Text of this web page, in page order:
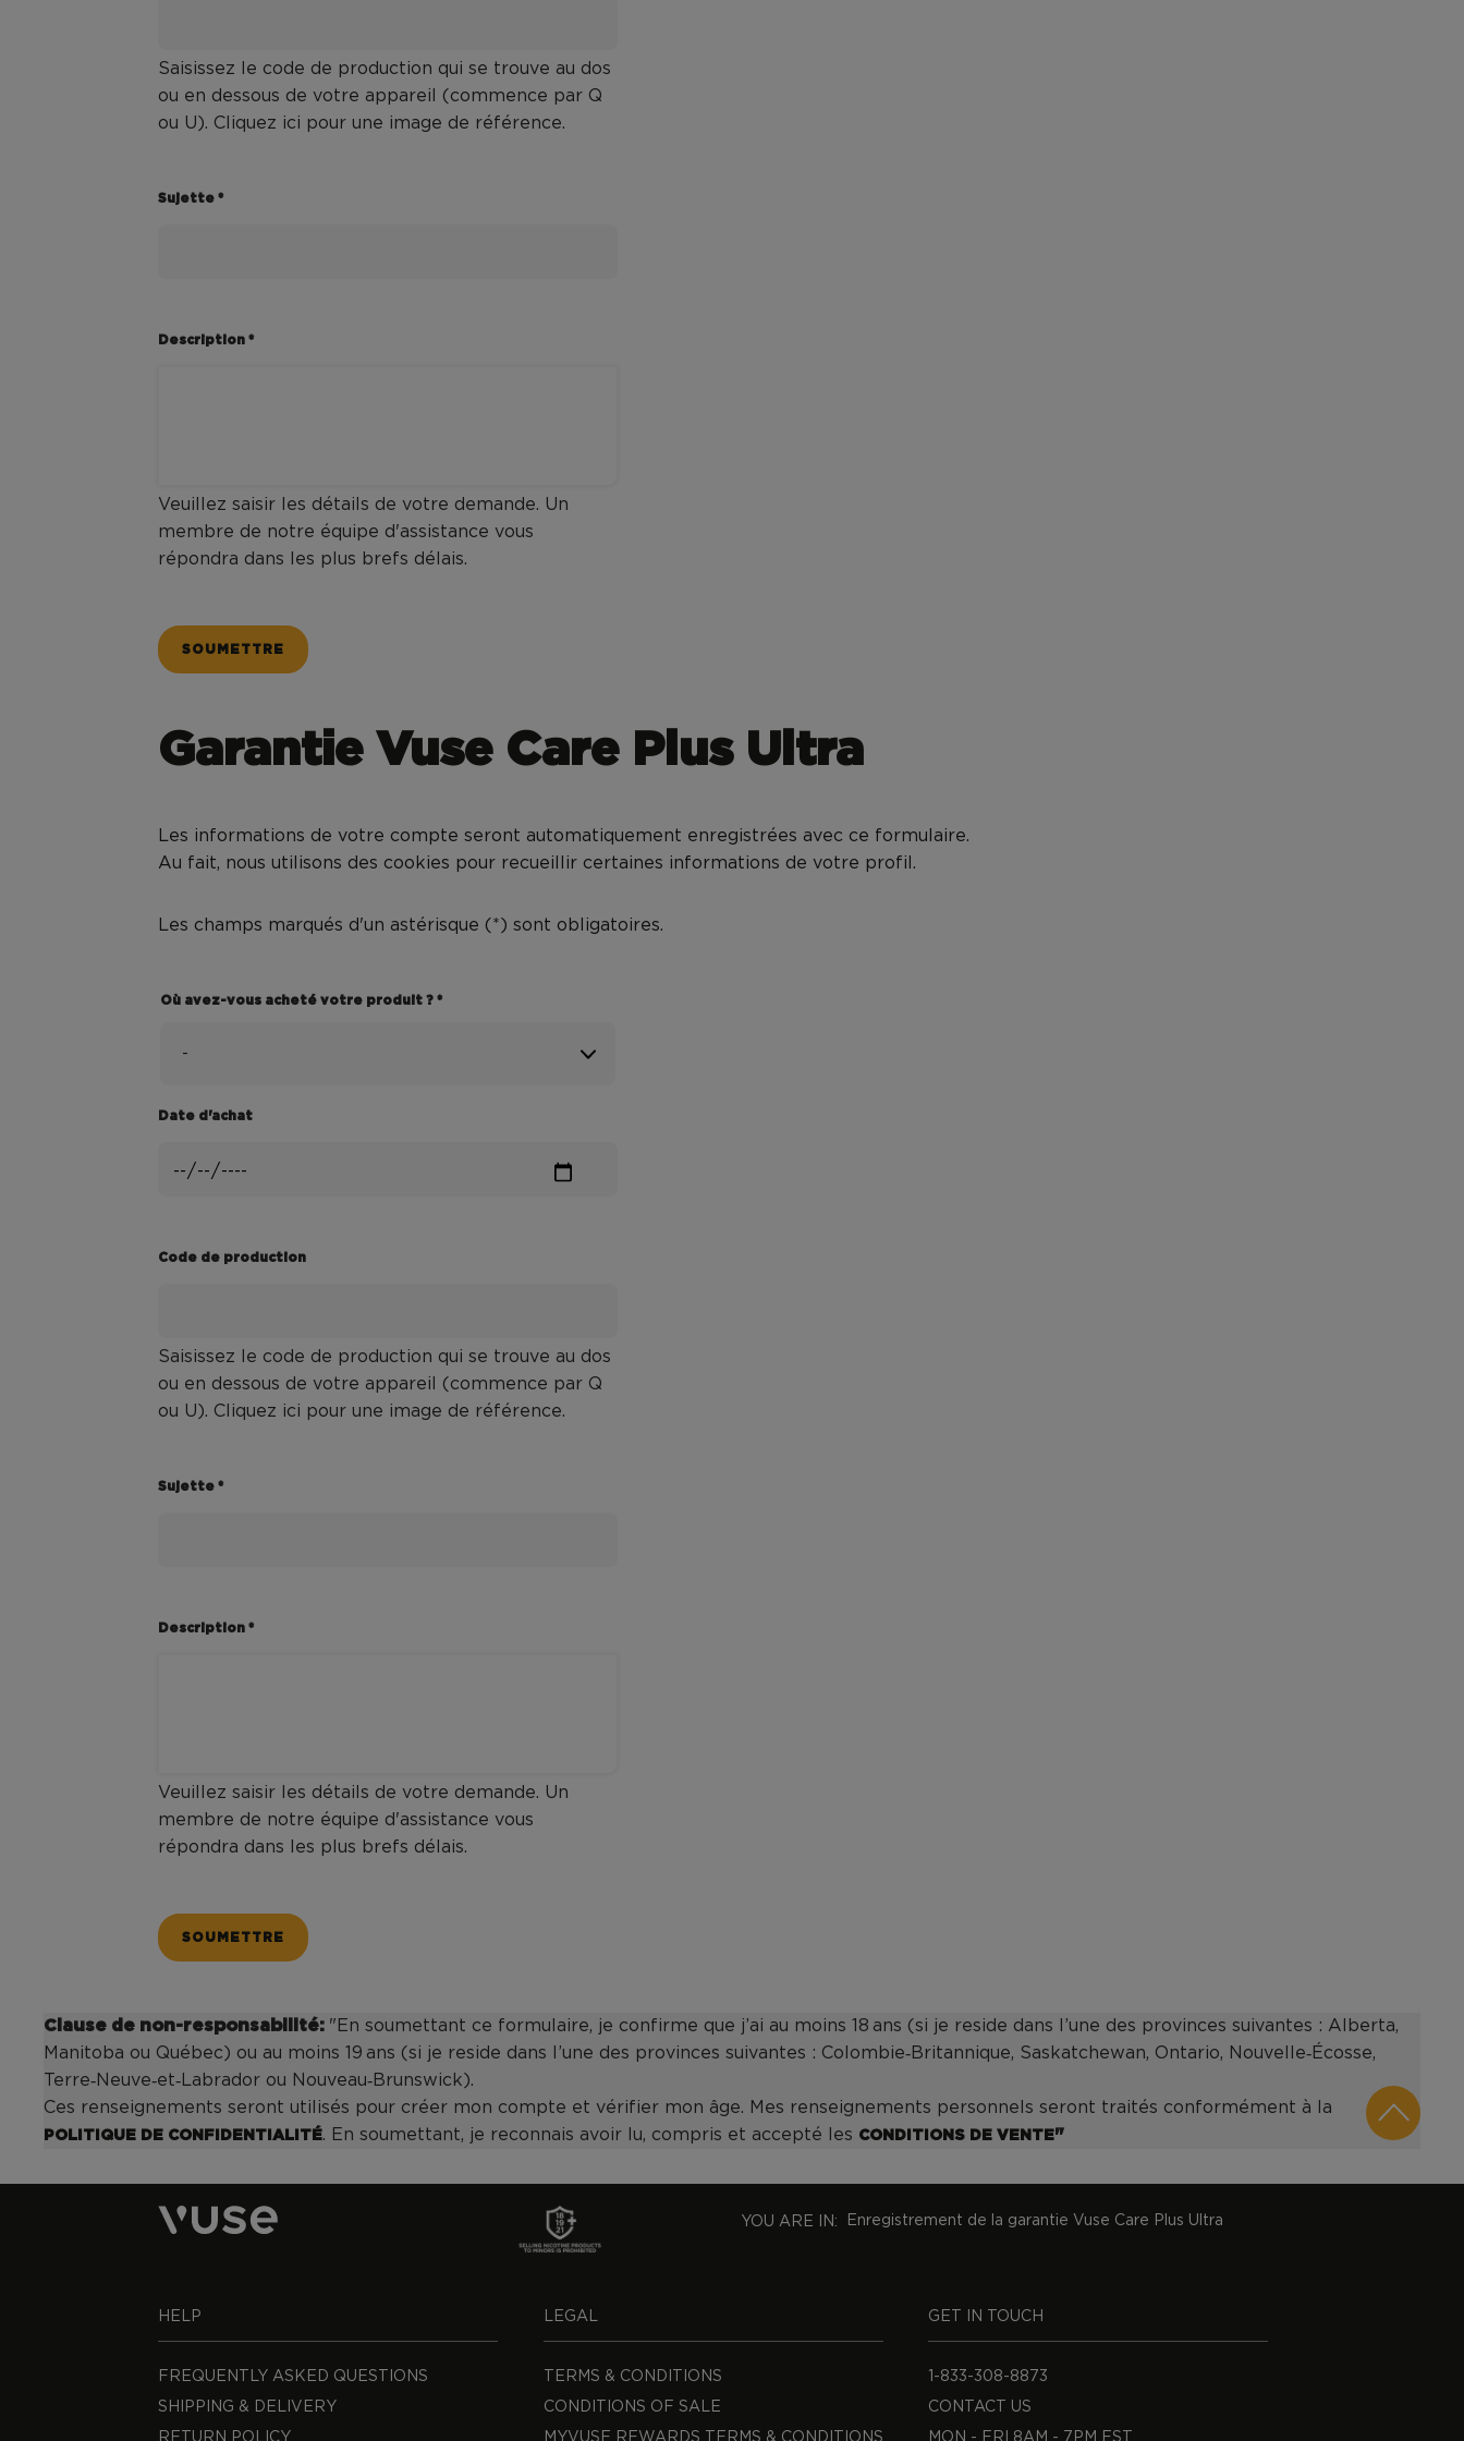
Saisissez le code de production qui se trouve au dos
ou en dessous de votre appareil (commence par Q
ou U). Cliquez ici pour une image de référence.
Sujette *
Description *
Veuillez saisir les détails de votre demande. Un
membre de notre équipe d'assistance vous
répondra dans les plus brefs délais.
SOUMETTRE
Garantie Vuse Care Plus Ultra
Les informations de votre compte seront automatiquement enregistrées avec ce formulaire.
Au fait, nous utilisons des cookies pour recueillir certaines informations de votre profil.
Les champs marqués d'un astérisque (*) sont obligatoires.
Où avez-vous acheté votre produit ? *
avez-
acheté
?
Date d'achat
Code de production
Saisissez le code de production qui se trouve au dos
ou en dessous de votre appareil (commence par Q
ou U). Cliquez ici pour une image de référence.
Sujette *
Description *
Veuillez saisir les détails de votre demande. Un
membre de notre équipe d'assistance vous
répondra dans les plus brefs délais.
SOUMETTRE
Clause de non-responsabilité: "En soumettant ce formulaire, je confirme que j’ai au moins 18 ans (si je reside dans l’une des provinces suivantes : Alberta,
Manitoba ou Québec) ou au moins 19 ans (si je reside dans l’une des provinces suivantes : Colombie‑Britannique, Saskatchewan, Ontario, Nouvelle‑Écosse,
Terre‑Neuve‑et‑Labrador ou Nouveau‑Brunswick).
Ces renseignements seront utilisés pour créer mon compte et vérifier mon âge. Mes renseignements personnels seront traités conformément à la
POLITIQUE DE CONFIDENTIALITÉ. En soumettant, je reconnais avoir lu, compris et accepté les CONDITIONS DE VENTE"
YOU ARE IN: Enregistrement de la garantie Vuse Care Plus Ultra
HELP
FREQUENTLY ASKED QUESTIONS
SHIPPING & DELIVERY
RETURN POLICY
LEGAL
TERMS & CONDITIONS
CONDITIONS OF SALE
MYVUSE REWARDS TERMS & CONDITIONS
GET IN TOUCH
1-833-308-8873
CONTACT US
MON - FRI 8AM - 7PM EST